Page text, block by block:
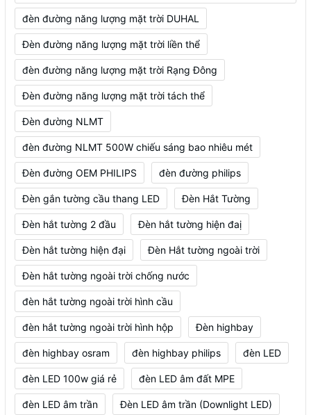
đèn đường năng lượng mặt trời DUHAL
Đèn đường năng lượng mặt trời liền thể
đèn đường năng lượng mặt trời Rạng Đông
Đèn đường năng lượng mặt trời tách thể
Đèn đường NLMT
đèn đường NLMT 500W chiếu sáng bao nhiêu mét
Đèn đường OEM PHILIPS đèn đường philips
Đèn gắn tường cầu thang LED Đèn Hắt Tường
Đèn hắt tường 2 đầu Đèn hắt tường hiện đaị
Đèn hắt tường hiện đại Đèn Hắt tường ngoài trời
Đèn hắt tường ngoài trời chống nước
đèn hắt tường ngoài trời hình cầu
đèn hắt tường ngoài trời hình hộp Đèn highbay
đèn highbay osram đèn highbay philips đèn LED
đèn LED 100w giá rẻ đèn LED âm đất MPE
đèn LED âm trần Đèn LED âm trần (Downlight LED)